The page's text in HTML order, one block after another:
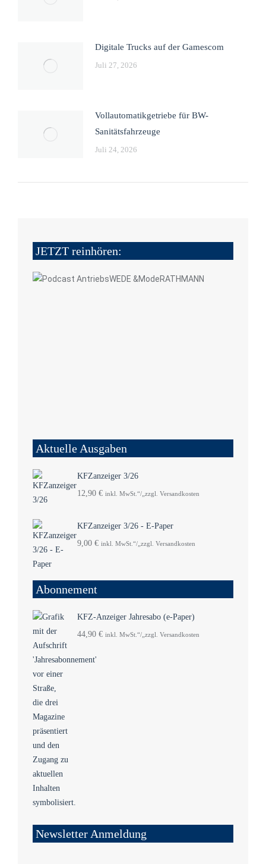
Digitale Trucks auf der Gamescom
Juli 27, 2026
Vollautomatikgetriebe für BW-
Sanitätsfahrzeuge
Juli 24, 2026
JETZT reinhören:
Aktuelle Ausgaben
KFZanzeiger 3/26
12,90 € inkl. MwSt.“/„zzgl. Versandkosten
KFZanzeiger 3/26 - E-Paper
9,00 € inkl. MwSt.“/„zzgl. Versandkosten
Abonnement
KFZ-Anzeiger Jahresabo (e-Paper)
44,90 € inkl. MwSt.“/„zzgl. Versandkosten
Newsletter Anmeldung